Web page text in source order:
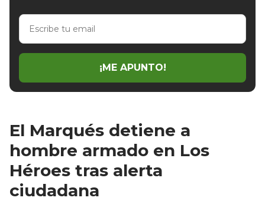
Escribe
email
¡ME APUNTO!
El Marqués detiene a
hombre armado en Los
Héroes tras alerta
ciudadana